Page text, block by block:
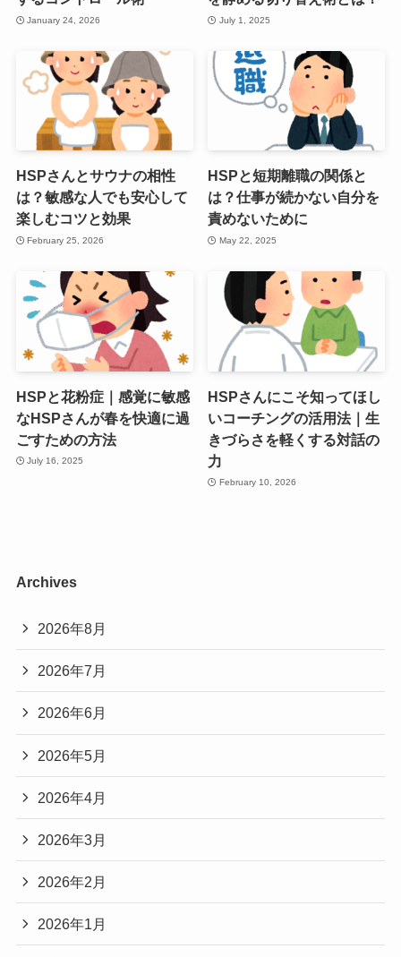
January 24, 2026 July 1, 2025
HSPさんとサウナの相性
は？敏感な人でも安心して
楽しむコツと効果
February 25, 2026
HSPと短期離職の関係と
は？仕事が続かない自分を
責めないために
May 22, 2025
HSPと花粉症｜感覚に敏感
なHSPさんが春を快適に過
ごすための方法
July 16, 2025
HSPさんにこそ知ってほし
いコーチングの活用法｜生
きづらさを軽くする対話の
力
February 10, 2026
Archives
2026年8月
2026年7月
2026年6月
2026年5月
2026年4月
2026年3月
2026年2月
2026年1月